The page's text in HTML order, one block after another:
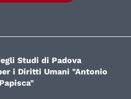
Studi di Padova
i Diritti Umani "Antonio
Papisca"